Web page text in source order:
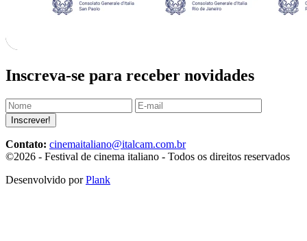
Inscreva-se para receber novidades
Inscrever!
Contato: cinemaitaliano@italcam.com.br
©2026 - Festival de cinema italiano - Todos os direitos reservados
Desenvolvido porPlank